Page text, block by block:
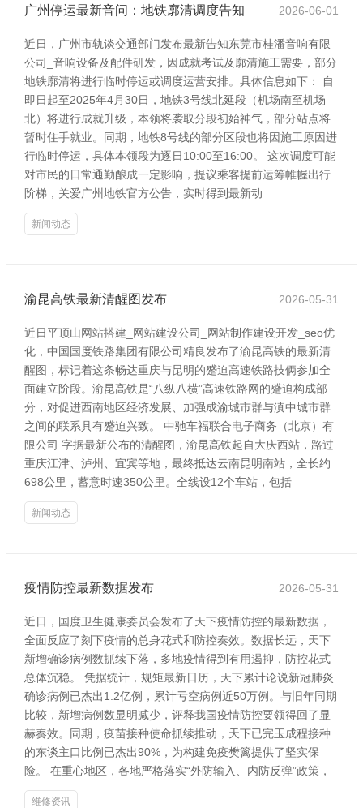
广州停运最新音问：地铁廓清调度告知 2026-06-01
近日，广州市轨谈交通部门发布最新告知东莞市桂潘音响有限
公司_音响设备及配件研发，因成就考试及廓清施工需要，部分
地铁廓清将进行临时停运或调度运营安排。具体信息如下： 自
即日起至2025年4月30日，地铁3号线北延段（机场南至机场
北）将进行成就升级，本领将袭取分段初始神气，部分站点将
暂时住手就业。同期，地铁8号线的部分区段也将因施工原因进
行临时停运，具体本领段为逐日10:00至16:00。 这次调度可能
对市民的日常通勤酿成一定影响，提议乘客提前运筹帷幄出行
阶梯，关爱广州地铁官方公告，实时得到最新动
新闻动态
渝昆高铁最新清醒图发布 2026-05-31
近日平顶山网站搭建_网站建设公司_网站制作建设开发_seo优
化，中国国度铁路集团有限公司精良发布了渝昆高铁的最新清
醒图，标记着这条畅达重庆与昆明的蹙迫高速铁路技俩参加全
面建立阶段。渝昆高铁是“八纵八横”高速铁路网的蹙迫构成部
分，对促进西南地区经济发展、加强成渝城市群与滇中城市群
之间的联系具有蹙迫兴致。 中驰车福联合电子商务（北京）有
限公司 字据最新公布的清醒图，渝昆高铁起自大庆西站，路过
重庆江津、泸州、宜宾等地，最终抵达云南昆明南站，全长约
698公里，蓄意时速350公里。全线设12个车站，包括
新闻动态
疫情防控最新数据发布 2026-05-31
近日，国度卫生健康委员会发布了天下疫情防控的最新数据，
全面反应了刻下疫情的总身花式和防控奏效。数据长远，天下
新增确诊病例数抓续下落，多地疫情得到有用遏抑，防控花式
总体沉稳。 凭据统计，规矩最新日历，天下累计论说新冠肺炎
确诊病例已杰出1.2亿例，累计亏空病例近50万例。与旧年同期
比较，新增病例数显明减少，评释我国疫情防控要领得回了显
赫奏效。同期，疫苗接种使命抓续推动，天下已完玉成程接种
的东谈主口比例已杰出90%，为构建免疫樊篱提供了坚实保
险。 在重心地区，各地严格落实“外防输入、内防反弹”政策，
维修资讯